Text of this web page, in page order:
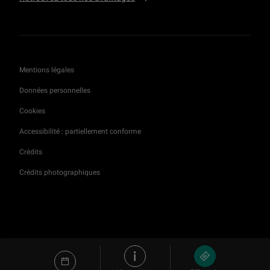
Mentions légales
Données personnelles
Cookies
Accessibilité : partiellement conforme
Crédits
Crédits photographiques